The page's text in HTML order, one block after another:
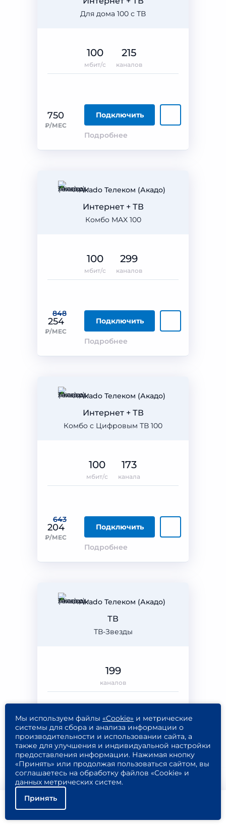
Для дома 100 с ТВ
750
₽/МЕС
Подключить
Подробнее
100
мбит/с
215
каналов
Akado Телеком (Акадо)
Комбо MAX 100
Интернет + ТВ
848
254
₽/МЕС
Подключить
Подробнее
100
мбит/с
299
каналов
Akado Телеком (Акадо)
Комбо с Цифровым ТВ 100
Интернет + ТВ
643
204
₽/МЕС
Подключить
Подробнее
100
мбит/с
173
канала
Akado Телеком (Акадо)
ТВ-Звезды
ТВ
600
₽/МЕС
Подключить
Подробнее
199
каналов
Мы используем файлы «Cookie» и метрические
системы для сбора и анализа информации о
производительности и использовании сайта, а
также для улучшения и индивидуальной настройки
предоставления информации. Нажимая кнопку
«Принять» или продолжая пользоваться сайтом, вы
соглашаетесь на обработку файлов «Cookie» и
данных метрических систем.
Принять